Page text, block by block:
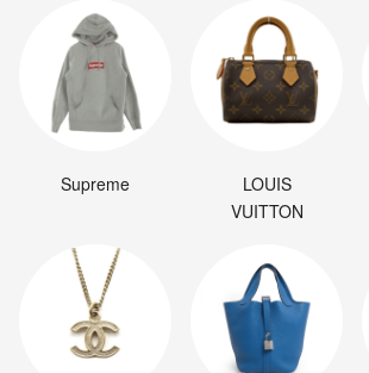
Supreme
LOUIS
VUITTON